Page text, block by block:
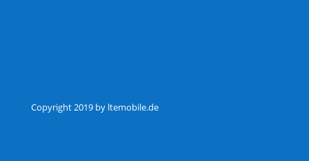
Copyright 2019 by ltemobile.de